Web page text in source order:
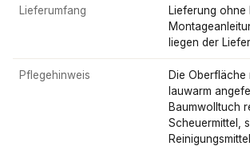
Lieferumfang
Lieferung ohne
liegen der
Pflegehinweis
Die Oberfläche
lauwarm
Baumwolltuch
Scheuermittel,